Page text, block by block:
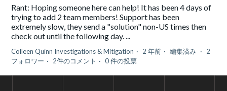
Rant: Hoping someone here can help! It has been 4 days of
trying to add 2 team members! Support has been
extremely slow, they send a "solution" non-US times then
check out until the following day. ...
Colleen Quinn Investigations & Mitigation 2 年前 編集済み
2
フォロワー
2件のコメント 0 件の投票